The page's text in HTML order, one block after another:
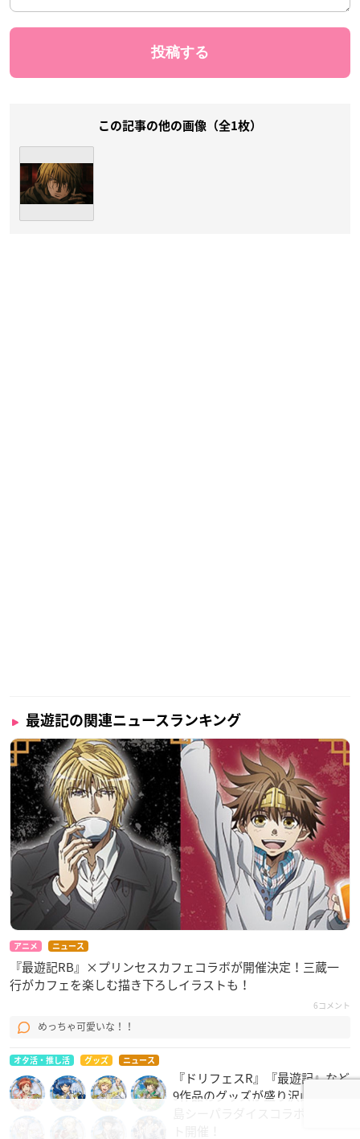
この記事の他の画像（全1枚）
最遊記の関連ニュースランキング
アニメ ニュース
『最遊記RB』×プリンセスカフェコラボが開催決定！三蔵一
行がカフェを楽しむ描き下ろしイラストも！
6コメント
めっちゃ可愛いな！！
オタ活・推し活 グッズ ニュース
『ドリフェスR』『最遊記』など
9作品のグッズが盛り沢山！八景